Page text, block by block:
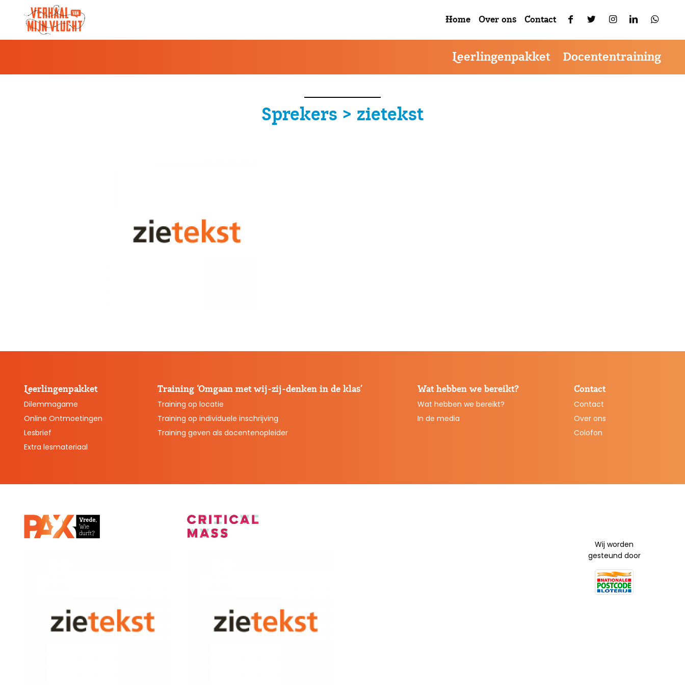
Home Over ons Contact
Leerlingenpakket Docententraining
menu
Sprekers > zietekst
Leerlingenpakket
Dilemmagame
Online Ontmoetingen
Lesbrief
Extra lesmateriaal
Training ‘Omgaan met wij-zij-denken in de klas’
Training op locatie
Training op individuele inschrijving
Training geven als docentenopleider
Wat hebben we bereikt?
Wat hebben we bereikt?
In de media
Contact
Contact
Over ons
Colofon
Wij worden
gesteund door